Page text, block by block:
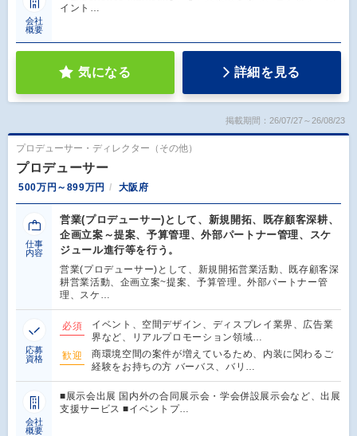
会社
概要
イント…
気になる 詳細を見る
掲載期間：26/07/27～26/08/23
プロデューサー・ディレクター（その他）
プロデューサー
500万円～899万円 大阪府
仕事
内容
営業(プロデューサー)として、新規開拓、既存顧客深耕、
企画立案～提案、予算管理、外部パートナー管理、スケ
ジュール進行等を行う。
営業(プロデューサー)として、新規開拓営業活動、既存顧客深
耕営業活動、企画立案~提案、予算管理。外部パートナー管
理、スケ…
応募
資格
必須
イベント、空間デザイン、ディスプレイ業界、広告業
界など、リアルプロモーション領域…
歓迎
商環境空間の案件が増えているため、内装に関わるご
経験をお持ちの方 バーバス、バリ…
会社
概要
■展示会出展 国内外の合同展示会・学会併設展示会など、出展
支援サービス ■イベントプ…